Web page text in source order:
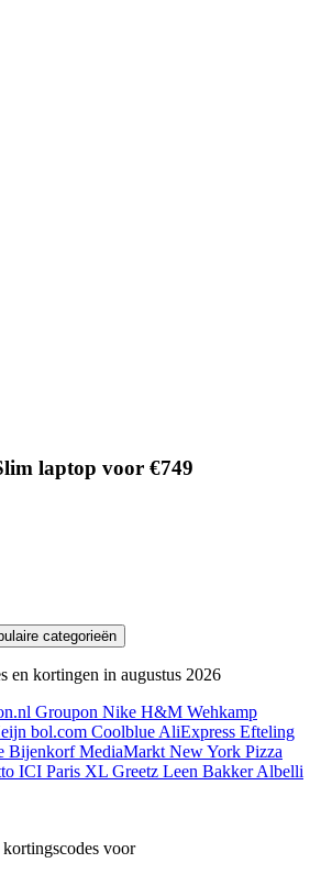
laptop voor €749
categorieën
en kortingen in augustus 2026
Groupon Nike H&M Wehkamp
bol.com Coolblue AliExpress Efteling
BijenkorfMediaMarkt New York Pizza
ICI Paris XL Greetz Leen BakkerAlbelli
voor